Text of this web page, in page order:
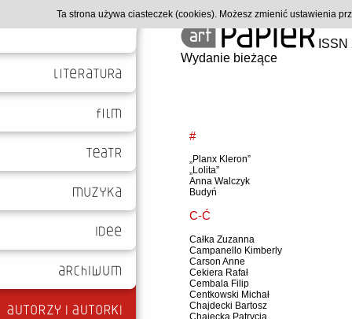
Wydanie bieżące
#
„Planx Kleron”
„Lolita”
Anna Walczyk
Budyń
C-Ć
Całka Zuzanna
Campanello Kimberly
Carson Anne
Cekiera Rafał
Cembala Filip
Centkowski Michał
Chajdecki Bartosz
Chajęcka Patrycja
Ta strona używa ciasteczek (cookies). Możesz zmienić ustawienia